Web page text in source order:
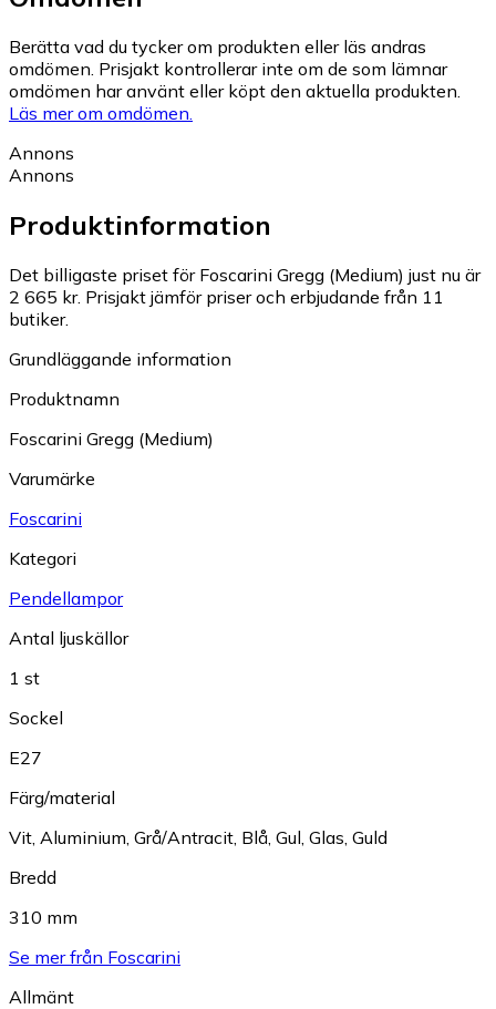
Berätta vad du tycker om produkten eller läs andras
omdömen. Prisjakt kontrollerar inte om de som lämnar
omdömen har använt eller köpt den aktuella produkten.
Läs mer om omdömen.
Annons
Annons
Produktinformation
Det billigaste priset för Foscarini Gregg (Medium) just nu är
2 665 kr. Prisjakt jämför priser och erbjudande från 11
butiker.
Grundläggande information
Produktnamn
Foscarini Gregg (Medium)
Varumärke
Foscarini
Kategori
Pendellampor
Antal ljuskällor
1 st
Sockel
E27
Färg/material
Vit, Aluminium, Grå/Antracit, Blå, Gul, Glas, Guld
Bredd
310 mm
Se mer från Foscarini
Allmänt